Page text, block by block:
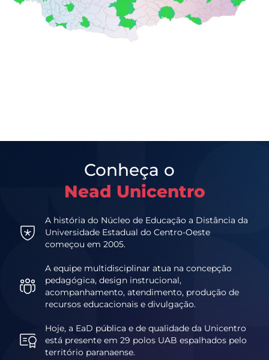
Conheça o
Nead Unicentro
A história do Núcleo de Educação a Distância da
Universidade Estadual do Centro-Oeste
começou em 2005.
A equipe multidisciplinar atua na concepção
pedagógica, design instrucional,
acompanhamento, atendimento, produção de
recursos educacionais e divulgação.
Hoje, a EaD pública e de qualidade da Unicentro
está presente em 29 polos UAB espalhados pelo
território paranaense.